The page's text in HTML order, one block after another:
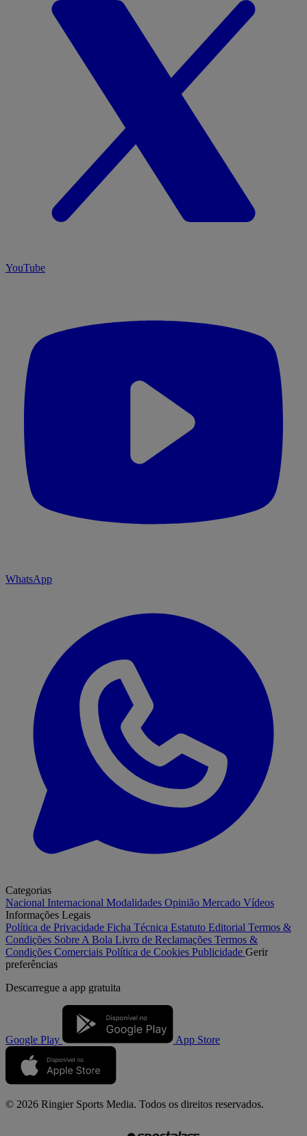
YouTube
WhatsApp
Categorias
Nacional Internacional Modalidades Opinião Mercado Vídeos
Informações Legais
Política de Privacidade Ficha Técnica Estatuto Editorial Termos &
Condições Sobre A Bola Livro de Reclamações Termos &
Condições Comerciais Política de Cookies Publicidade Gerir
preferências
Descarregue a app gratuita
Google Play App Store
© 2026 Ringier Sports Media. Todos os direitos reservados.